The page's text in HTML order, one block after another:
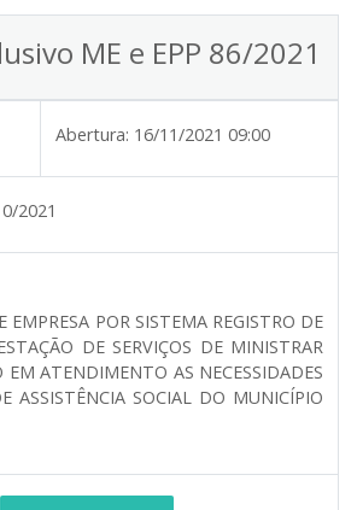
ME e EPP 86/2021
Abertura: 16/11/2021 09:00
2021
EMPRESA POR SISTEMA REGISTRO DE
DE SERVIÇOS DE MINISTRAR
EM ATENDIMENTO AS NECESSIDADES
ASSISTÊNCIA SOCIAL DO MUNICÍPIO